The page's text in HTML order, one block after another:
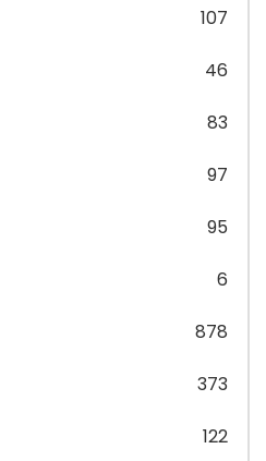
107
46
83
97
95
6
878
373
122